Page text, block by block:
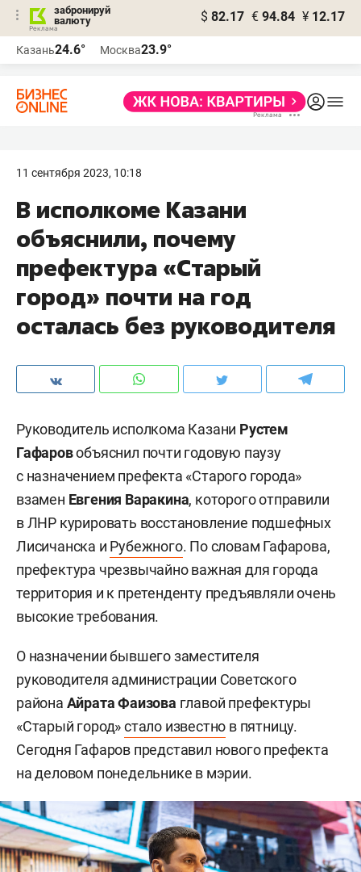
забронируй
валюту
$ 82.17 € 94.84 ¥ 12.17
Казань24.6° Москва23.9°
11 сентября 2023, 10:18
В исполкоме Казани
объяснили, почему
префектура «Старый
город» почти на год
осталась без руководителя
Руководитель исполкома Казани Рустем
Гафаровобъяснил почти годовую паузу
с назначением префекта «Старого города»
взамен Евгения Варакина, которого отправили
в ЛНР курировать восстановление подшефных
Лисичанска и Рубежного. По словам Гафарова,
префектура чрезвычайно важная для города
территория и к претенденту предъявляли очень
высокие требования.
О назначении бывшего заместителя
руководителя администрации Советского
района Айрата Фаизова главой префектуры
«Старый город»стало известно в пятницу.
Сегодня Гафаров представил нового префекта
на деловом понедельнике в мэрии.